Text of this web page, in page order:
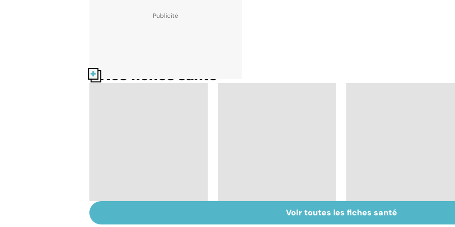
Nos fiches santé
Tout savoir sur le
Cancer : la fatigue
Voir toutes les fiches santé